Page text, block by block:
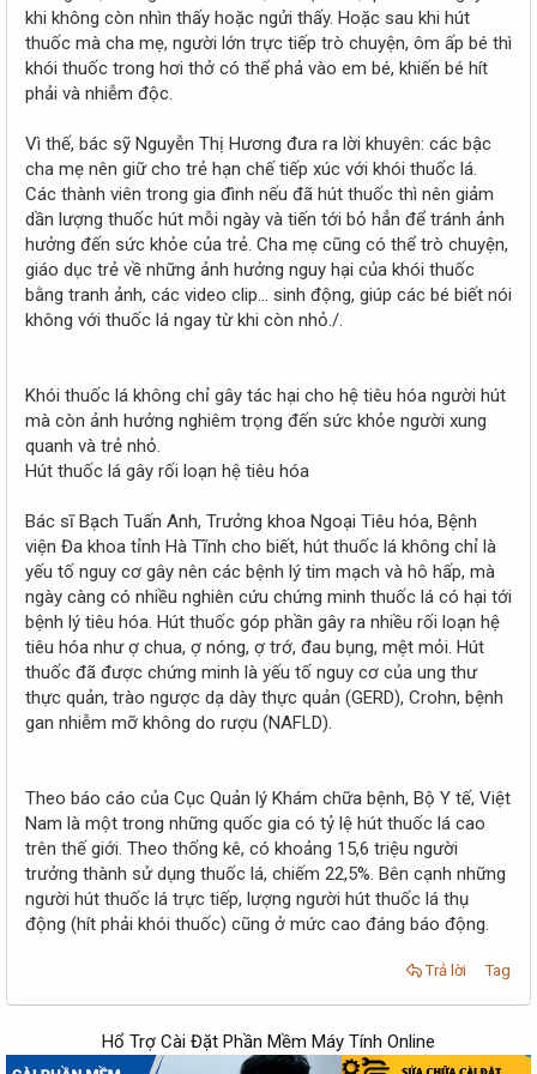
khi không còn nhìn thấy hoặc ngửi thấy. Hoặc sau khi hút
thuốc mà cha mẹ, người lớn trực tiếp trò chuyện, ôm ấp bé thì
khói thuốc trong hơi thở có thể phả vào em bé, khiến bé hít
phải và nhiễm độc.
Vì thế, bác sỹ Nguyễn Thị Hương đưa ra lời khuyên: các bậc
cha mẹ nên giữ cho trẻ hạn chế tiếp xúc với khói thuốc lá.
Các thành viên trong gia đình nếu đã hút thuốc thì nên giảm
dần lượng thuốc hút mỗi ngày và tiến tới bỏ hẳn để tránh ảnh
hưởng đến sức khỏe của trẻ. Cha mẹ cũng có thể trò chuyện,
giáo dục trẻ về những ảnh hưởng nguy hại của khói thuốc
bằng tranh ảnh, các video clip… sinh động, giúp các bé biết nói
không với thuốc lá ngay từ khi còn nhỏ./.
Khói thuốc lá không chỉ gây tác hại cho hệ tiêu hóa người hút
mà còn ảnh hưởng nghiêm trọng đến sức khỏe người xung
quanh và trẻ nhỏ.
Hút thuốc lá gây rối loạn hệ tiêu hóa
Bác sĩ Bạch Tuấn Anh, Trưởng khoa Ngoại Tiêu hóa, Bệnh
viện Đa khoa tỉnh Hà Tĩnh cho biết, hút thuốc lá không chỉ là
yếu tố nguy cơ gây nên các bệnh lý tim mạch và hô hấp, mà
ngày càng có nhiều nghiên cứu chứng minh thuốc lá có hại tới
bệnh lý tiêu hóa. Hút thuốc góp phần gây ra nhiều rối loạn hệ
tiêu hóa như ợ chua, ợ nóng, ợ trớ, đau bụng, mệt mỏi. Hút
thuốc đã được chứng minh là yếu tố nguy cơ của ung thư
thực quản, trào ngược dạ dày thực quản (GERD), Crohn, bệnh
gan nhiễm mỡ không do rượu (NAFLD).
Theo báo cáo của Cục Quản lý Khám chữa bệnh, Bộ Y tế, Việt
Nam là một trong những quốc gia có tỷ lệ hút thuốc lá cao
trên thế giới. Theo thống kê, có khoảng 15,6 triệu người
trưởng thành sử dụng thuốc lá, chiếm 22,5%. Bên cạnh những
người hút thuốc lá trực tiếp, lượng người hút thuốc lá thụ
động (hít phải khói thuốc) cũng ở mức cao đáng báo động.
Trả lời Tag
Hổ Trợ Cài Đặt Phần Mềm Máy Tính Online